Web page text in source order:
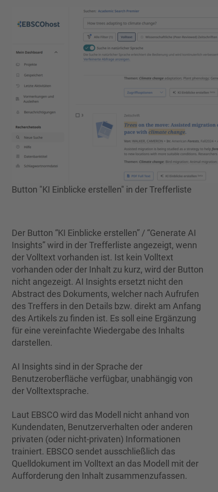
Button "KI Einblicke erstellen" in der Trefferliste
Der Button “KI Einblicke erstellen” / “Generate AI
Insights” wird in der Trefferliste angezeigt, wenn
der Volltext vorhanden ist. Ist kein Volltext
vorhanden oder der Inhalt zu kurz, wird der Button
nicht angezeigt. AI Insights ersetzt nicht den
Abstract des Dokuments, welcher nach Aufrufen
des Treffers in den Details bzw. direkt am Anfang
des Artikels zu finden ist. Es soll eine Ergänzung
für eine vereinfachte Wiedergabe des Inhalts
darstellen.
AI Insights sind in der Sprache der
Benutzeroberfläche verfügbar, unabhängig von
der Volltextsprache.
Laut EBSCO wird das Modell nicht anhand von
Kundendaten, Benutzerverhalten oder anderen
privaten (oder nicht-privaten) Informationen
trainiert. EBSCO sendet ausschließlich das
Quelldokument im Volltext an das Modell mit der
Aufforderung den Inhalt zusammenzufassen.